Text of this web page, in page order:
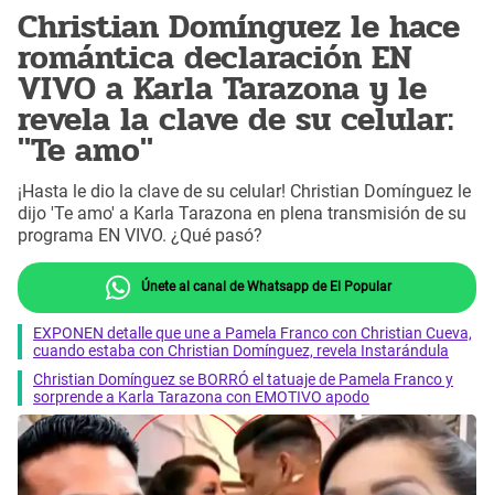
Christian Domínguez le hace
romántica declaración EN
VIVO a Karla Tarazona y le
revela la clave de su celular:
"Te amo"
¡Hasta le dio la clave de su celular! Christian Domínguez le
dijo 'Te amo' a Karla Tarazona en plena transmisión de su
programa EN VIVO. ¿Qué pasó?
Únete al canal de Whatsapp de El Popular
EXPONEN detalle que une a Pamela Franco con Christian Cueva,
cuando estaba con Christian Domínguez, revela Instarándula
Christian Domínguez se BORRÓ el tatuaje de Pamela Franco y
sorprende a Karla Tarazona con EMOTIVO apodo